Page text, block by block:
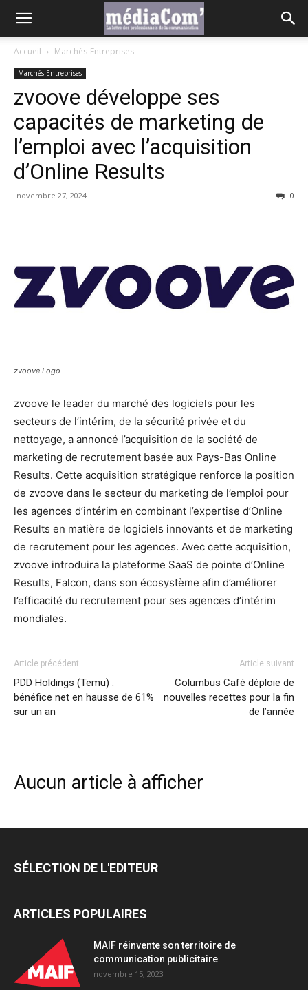
Accueil Marchés-Entreprises
Marchés-Entreprises
zvoove développe ses
capacités de marketing de
l’emploi avec l’acquisition
d’Online Results
novembre 27, 2024 0
zvoove Logo
zvoove le leader du marché des logiciels pour les
secteurs de l’intérim, de la sécurité privée et du
nettoyage, a annoncé l’acquisition de la société de
marketing de recrutement basée aux Pays-Bas Online
Results. Cette acquisition stratégique renforce la position
de zvoove dans le secteur du marketing de l’emploi pour
les agences d’intérim en combinant l’expertise d’Online
Results en matière de logiciels innovants et de marketing
de recrutement pour les agences. Avec cette acquisition,
zvoove introduira la plateforme SaaS de pointe d’Online
Results, Falcon, dans son écosystème afin d’améliorer
l’efficacité du recrutement pour ses agences d’intérim
mondiales.
Article précédent
PDD Holdings (Temu) :
bénéfice net en hausse de 61%
sur un an
Article suivant
Columbus Café déploie de
nouvelles recettes pour la fin
de l’année
Aucun article à afficher
SÉLECTION DE L'EDITEUR
ARTICLES POPULAIRES
MAIF réinvente son territoire de
communication publicitaire
novembre 15, 2023